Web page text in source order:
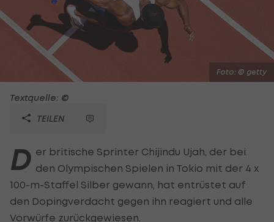
Foto: © getty
Textquelle: ©
TEILEN
D er britische Sprinter Chijindu Ujah, der bei
den Olympischen Spielen in Tokio mit der 4 x
100-m-Staffel Silber gewann, hat entrüstet auf
den Dopingverdacht gegen ihn reagiert und alle
Vorwürfe zurückgewiesen.